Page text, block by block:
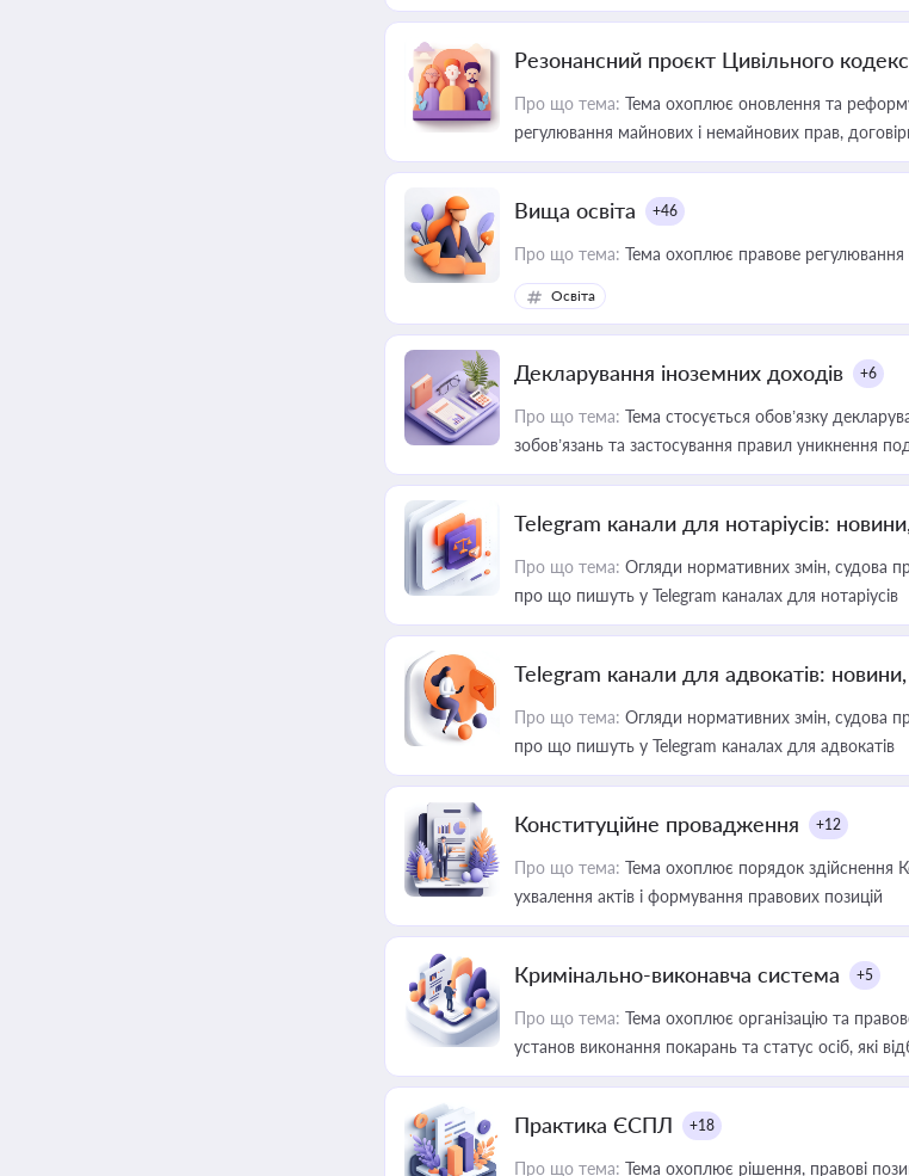
Резонансний проєкт Цивільного
Про що тема: Тема охоплює оновлення та
регулювання майнових і немайнових прав,
Вища освіта +46
Про що тема: Тема охоплює правове регулювання
Освіта
Декларування іноземних доходів +6
Про що тема: Тема стосується обов’язку
зобов’язань та застосування правил уникнення
Telegram канали для нотаріусів:
Про що тема: Огляди нормативних змін, судова
про що пишуть у Telegram каналах для нотаріусів
Telegram канали для адвокатів:
Про що тема: Огляди нормативних змін, судова
про що пишуть у Telegram каналах для адвокатів
Конституційне провадження +12
Про що тема: Тема охоплює порядок здійснення
ухвалення актів і формування правових позицій
Кримінально-виконавча система +5
Про що тема: Тема охоплює організацію та
установ виконання покарань та статус осіб, які
Практика ЄСПЛ +18
Про що тема: Тема охоплює рішення, правові